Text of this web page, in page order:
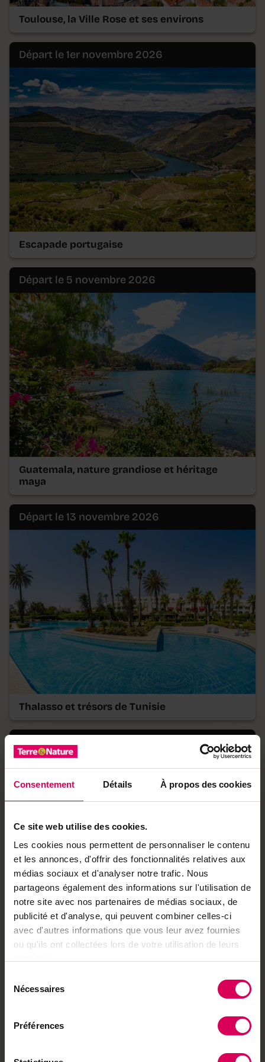
Consentement Détails À propos des cookies
Ce site web utilise des cookies.
Les cookies nous permettent de personnaliser le contenu
et les annonces, d'offrir des fonctionnalités relatives aux
médias sociaux et d'analyser notre trafic. Nous
partageons également des informations sur l'utilisation de
notre site avec nos partenaires de médias sociaux, de
publicité et d'analyse, qui peuvent combiner celles-ci
avec d'autres informations que vous leur avez fournies
ou qu'ils ont collectées lors de votre utilisation de leurs
Nécessaires
Préférences
Toulouse, la Ville Rose et ses environs
Départ le 1er novembre 2026
Escapade portugaise
Départ le 5 novembre 2026
Guatemala, nature grandiose et héritage
maya
Départ le 13 novembre 2026
Thalasso et trésors de Tunisie
Départ le 15 novembre 2026
Au fil des oasis du Sud marocain